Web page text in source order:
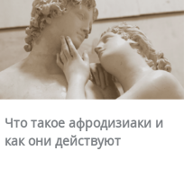
Что такое афродизиаки и
как они действуют